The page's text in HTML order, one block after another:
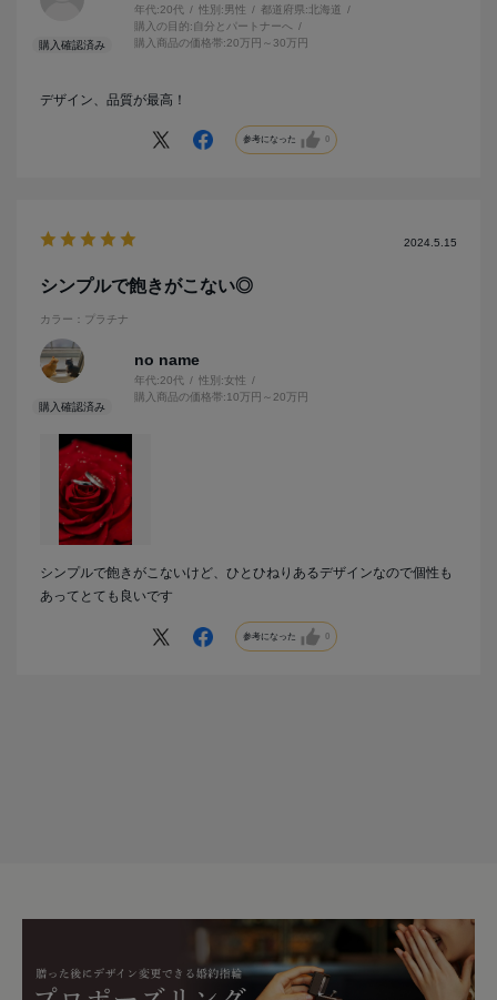
年代:20代 性別:男性 都道府県: 北海道
購入の目的:自分とパートナーへ
購入商品の価格帯:20万円～30万円
デザイン、品質が最高！
参考になった 0
2024.5.15
シンプルで飽きがこない◎
カラー：プラチナ
no name
年代:20代 性別:女性
購入商品の価格帯:10万円～20万円
シンプルで飽きがこないけど、ひとひねりあるデザインなので個性も
あってとても良いです
参考になった 0